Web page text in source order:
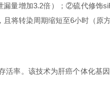
量增加3.2倍）；②硫代修饰
将转染周期缩短至6小时（原方
率。该技术为肝癌个体化基